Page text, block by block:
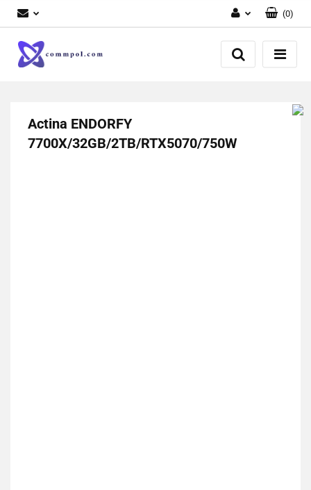
Zaloguj się
Zarejestruj się
(0)
Actina ENDORFY
7700X/32GB/2TB/RTX5070/750W